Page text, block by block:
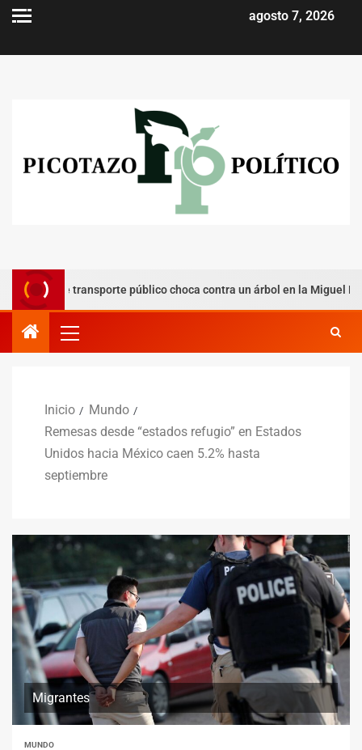
agosto 7, 2026
de transporte público choca contra un árbol en la Miguel Hidalgo
Inicio
Mundo
Remesas desde “estados refugio” en Estados
Unidos hacia México caen 5.2% hasta
septiembre
Migrantes
MUNDO